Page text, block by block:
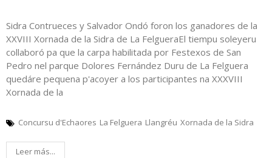
Sidra Contrueces y Salvador Ondó foron los ganadores de la
XXVIII Xornada de la Sidra de La FelgueraEl tiempu soleyeru
collaboró pa que la carpa habilitada por Festexos de San
Pedro nel parque Dolores Fernández Duru de La Felguera
quedáre pequena p'acoyer a los participantes na XXXVIII
Xornada de la
Concursu d'Echaores La Felguera Llangréu Xornada de la Sidra
Leer más...